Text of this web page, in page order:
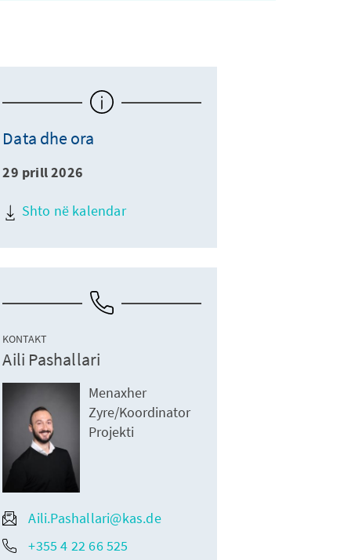
Data dhe ora
29 prill 2026
Shto në kalendar
KONTAKT
Aili Pashallari
Menaxher
Zyre/Koordinator
Projekti
Aili.Pashallari@kas.de
+355 4 22 66 525